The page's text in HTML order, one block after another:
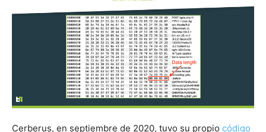
Cerberus, en septiembre de 2020, tuvo su propio código